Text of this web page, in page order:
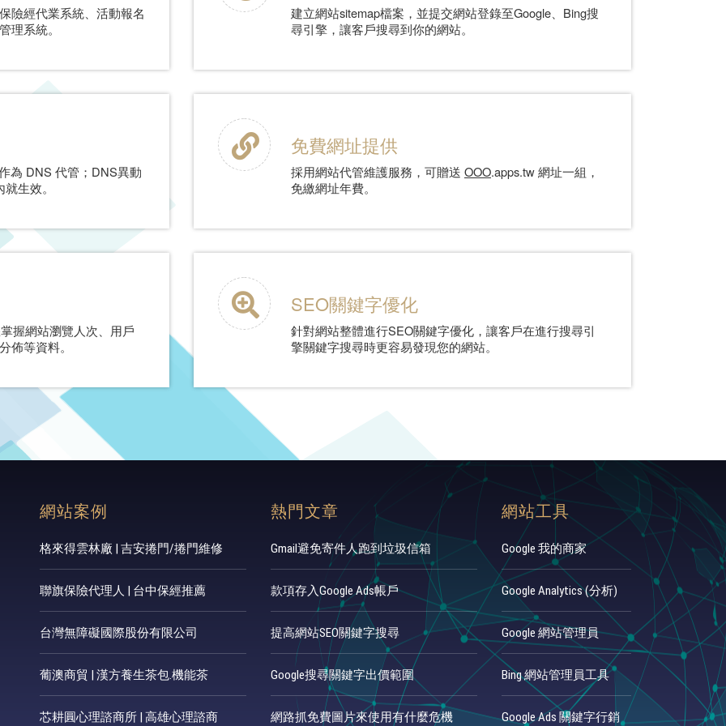
險經代業系統、活動報名
理系統。
建立網站sitemap檔案，並提交網站登錄至Google、Bing搜
尋引擎，讓客戶搜尋到你的網站。
為 DNS 代管；DNS異動
生效。
免費網址提供
採用網站代管維護服務，可贈送 OOO.apps.tw 網址一組，
免繳網址年費。
握網站瀏覽人次、用戶
佈等資料。
SEO關鍵字優化
針對網站整體進行SEO關鍵字優化，讓客戶在進行搜尋引
擎關鍵字搜尋時更容易發現您的網站。
網站案例
格來得雲林廠 | 吉安捲門/捲門維修
聯旗保險代理人 | 台中保經推薦
台灣無障礙國際股份有限公司
葡澳商貿 | 漢方養生茶包.機能茶
芯耕圓心理諮商所 | 高雄心理諮商
熱門文章
Gmail避免寄件人跑到垃圾信箱
款項存入Google Ads帳戶
提高網站SEO關鍵字搜尋
Google搜尋關鍵字出價範圍
網路抓免費圖片來使用有什麼危機
網站工具
Google 我的商家
Google Analytics (分析)
Google 網站管理員
Bing 網站管理員工具
Google Ads 關鍵字行銷